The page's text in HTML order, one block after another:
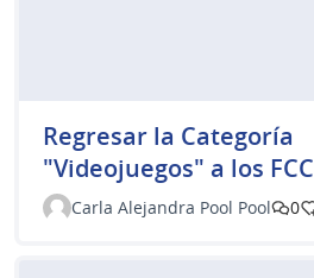
Regresar la Categoría
"Videojuegos" a los FCC
Carla Alejandra Pool Pool
0